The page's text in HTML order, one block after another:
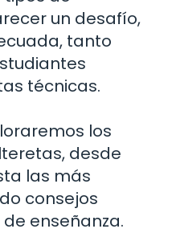
un desafío,
tanto
técnicas.
los
desde
las más
consejos
enseñanza.